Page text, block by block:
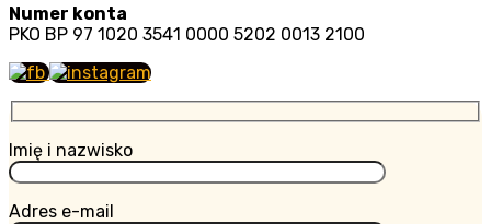
Numer konta
PKO BP 97 1020 3541 0000 5202 0013 2100
Imię i nazwisko
Adres e-mail